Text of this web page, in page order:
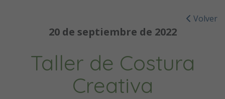
Volver
20 de septiembre de 2022
Taller de Costura
Creativa